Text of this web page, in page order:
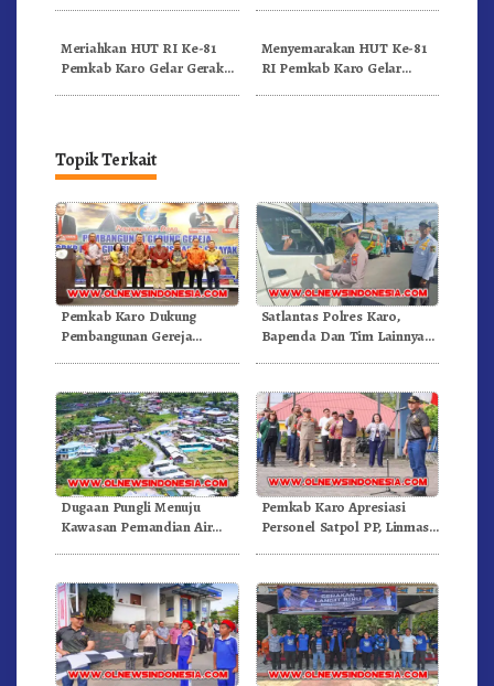
Meriahkan HUT RI Ke-81
Pemkab Karo Gelar Gerak
Menyemarakan HUT Ke-81
RI Pemkab Karo Gelar
Topik Terkait
Pemkab Karo Dukung
Pembangunan Gereja
Satlantas Polres Karo,
Bapenda Dan Tim Lainnya
Dugaan Pungli Menuju
Kawasan Pemandian Air
Pemkab Karo Apresiasi
Personel Satpol PP, Linmas,